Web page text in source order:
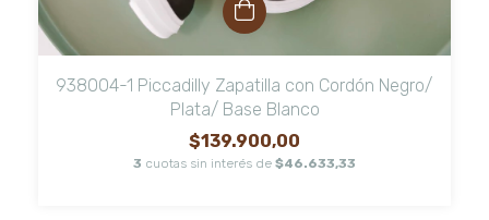
938004-1 Piccadilly Zapatilla con Cordón Negro/
Plata/ Base Blanco
$139.900,00
3 cuotas sin interés de $46.633,33